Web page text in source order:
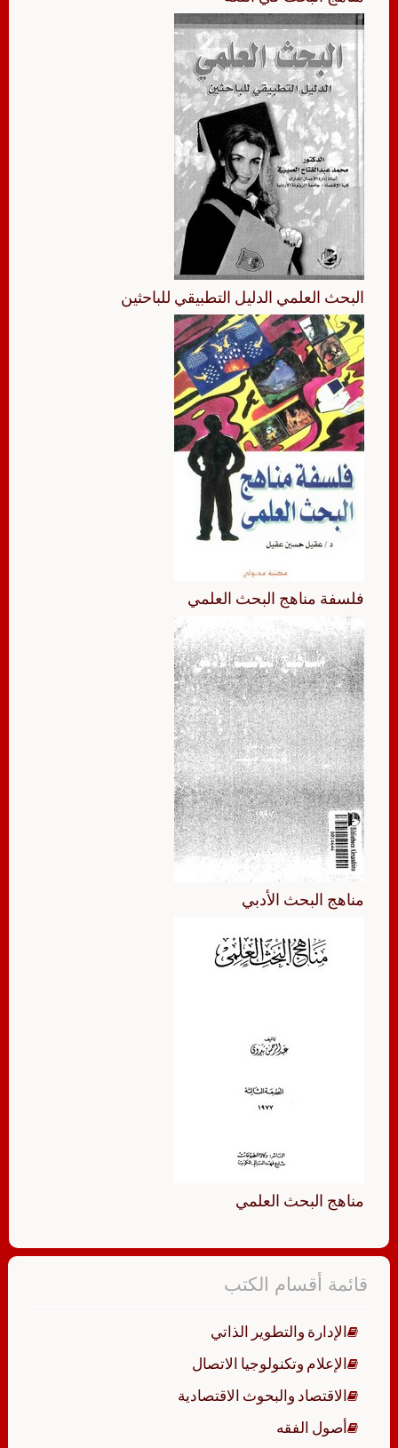
البحث العلمي الدليل التطبيقي للباحثين
فلسفة مناهج البحث العلمي
مناهج البحث الأدبي
مناهج البحث العلمي
قائمة أقسام الكتب
الإدارة والتطوير الذاتي
الإعلام وتكنولوجيا الاتصال
الاقتصاد والبحوث الاقتصادية
أصول الفقه